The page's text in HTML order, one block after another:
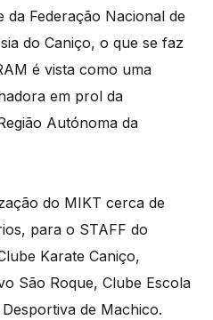
da Federação Nacional de
do Caniço, o que se faz
é vista como uma
em prol da
Autónoma da
do MIKT cerca de
para o STAFF do
Karate Caniço,
São Roque, Clube Escola
de Machico.